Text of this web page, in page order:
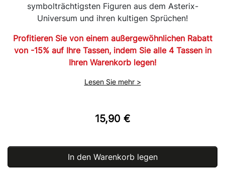
symbolträchtigsten Figuren aus dem Asterix-
Universum und ihren kultigen Sprüchen!
Profitieren Sie von einem außergewöhnlichen Rabatt
von -15% auf Ihre Tassen, indem Sie alle 4 Tassen in
Ihren Warenkorb legen!
Lesen Sie mehr >
15,90 €
In den Warenkorb legen